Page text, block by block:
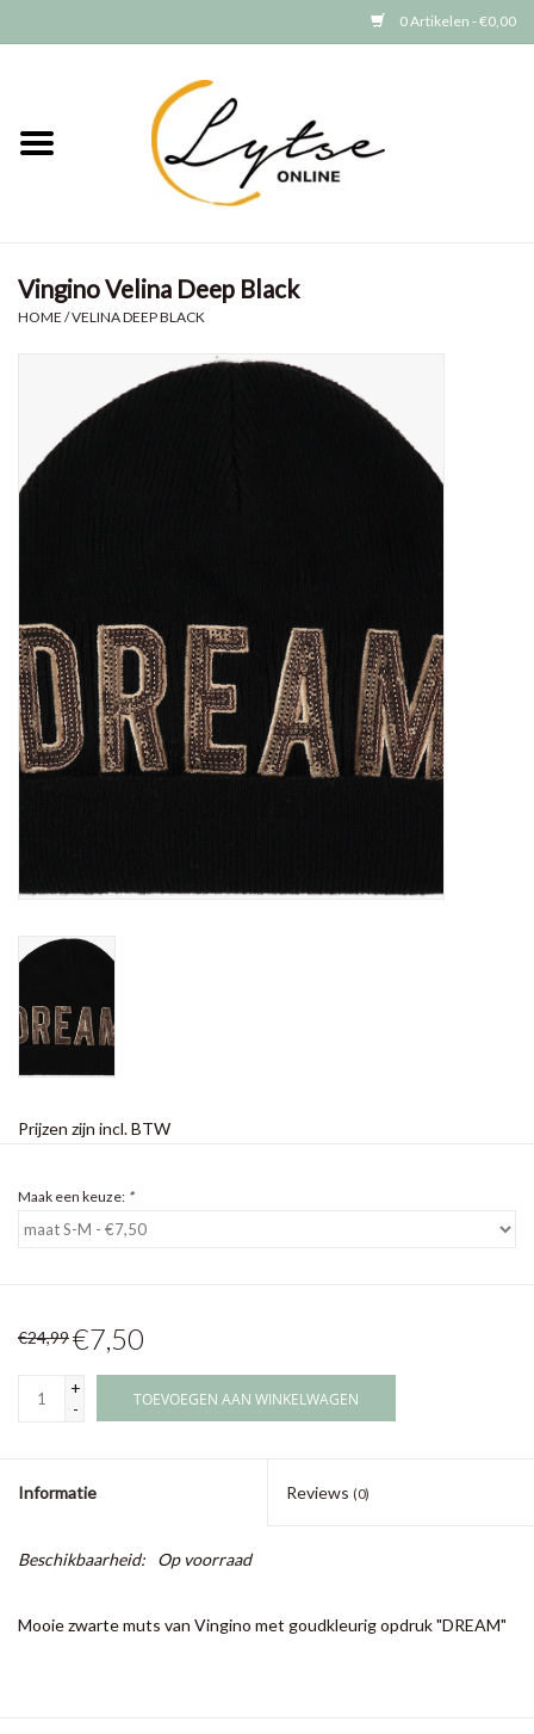
0 Artikelen - €0,00
Meisjes
GRATIS VERZENDEN (vanaf EUR
15)
Vingino Velina Deep Black
HOME /VELINA DEEP BLACK
Prijzen zijn incl. BTW
Maak een keuze: *
€24,99€7,50
+
-
TOEVOEGEN AAN WINKELWAGEN
Informatie Reviews (0)
Beschikbaarheid: Op voorraad
Mooie zwarte muts van Vingino met goudkleurig opdruk "DREAM"